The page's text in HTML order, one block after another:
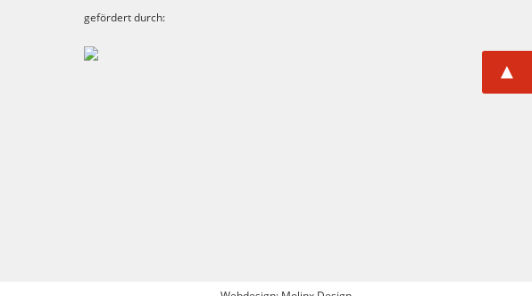
gefördert durch:
▲